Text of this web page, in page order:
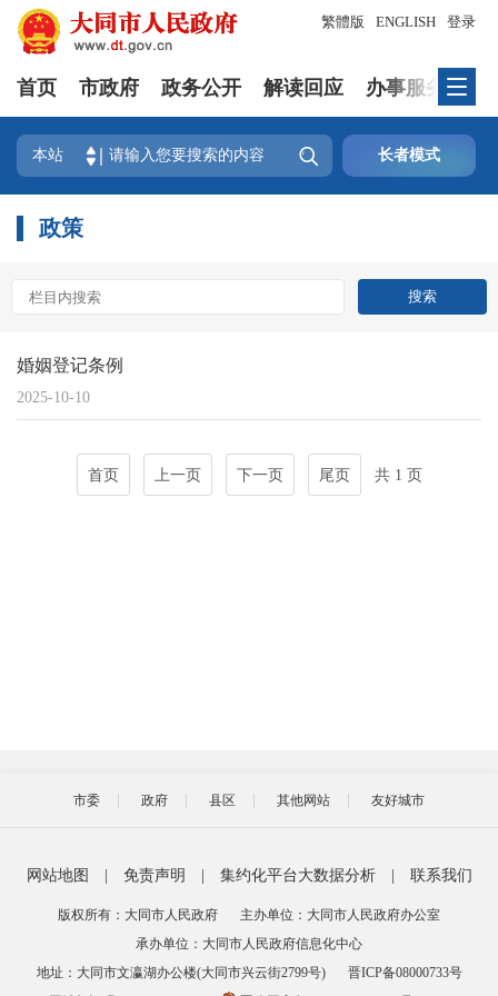
登录
繁體版 ENGLISH
首页 市政府 政务公开 解读回应 办事服务
本站  长者模式
政策
婚姻登记条例
2025-10-10
首页 上一页 下一页 尾页 共 1 页
市委 政府 县区 其他网站 友好城市
网站地图 免责声明 集约化平台大数据分析 联系我们
版权所有：大同市人民政府
主办单位：大同市人民政府办公室
承办单位：大同市人民政府信息化中心
地址：大同市文瀛湖办公楼(大同市兴云街2799号)
晋ICP备08000733号